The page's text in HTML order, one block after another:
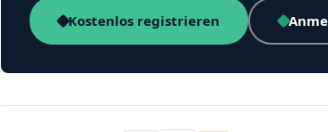
Kostenlos registrieren